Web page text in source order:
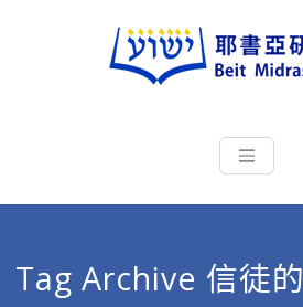
耶
根源
Tag Archive 信徒